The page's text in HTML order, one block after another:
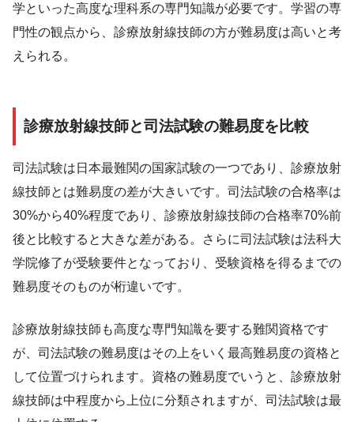
学といった高度な理科系の専門知識が必要です。学習の専
門性の観点から、診療放射線技師の方が難易度は高いと考
えられる。
診療放射線技師と司法試験の難易度を比較
司法試験は日本最難関の国家試験の一つであり、診療放射
線技師とは難易度の差が大きいです。司法試験の合格率は
30%から40%程度であり、診療放射線技師の合格率70%前
後と比較すると大きな差がある。さらに司法試験は法科大
学院修了が受験要件となっており、受験資格を得るまでの
難易度そのものが桁違いです。
診療放射線技師も高度な専門知識を要する難関資格です
が、司法試験の難易度はその上をいく最高難易度の資格と
して位置づけられます。資格の難易度でいうと、診療放射
線技師は中程度から上位に分類されますが、司法試験は最